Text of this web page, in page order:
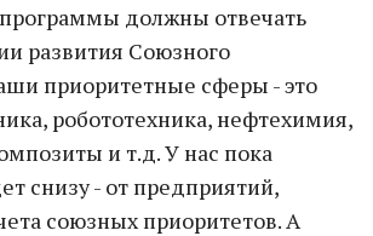
должны отвечать
развития Союзного
приоритетные сферы - это
робототехника, нефтехимия,
и т.д. У нас пока
снизу - от предприятий,
союзных приоритетов. А